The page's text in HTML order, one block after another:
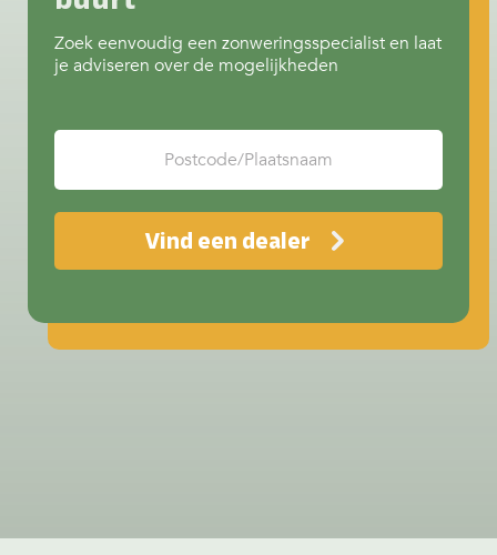
Zoek eenvoudig een zonweringsspecialist en laat
je adviseren over de mogelijkheden
Vind een dealer